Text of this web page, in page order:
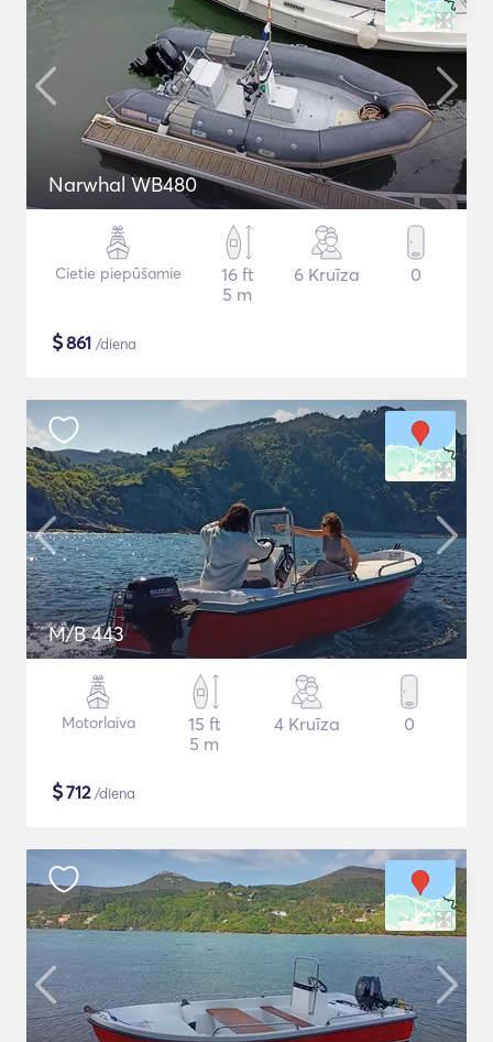
Narwhal WB480
Cietie piepūšamie
16 ft
5 m
6 Kruīza 0
$861 /diena
M/B 443
Motorlaiva
15 ft
5 m
4 Kruīza 0
$712/diena